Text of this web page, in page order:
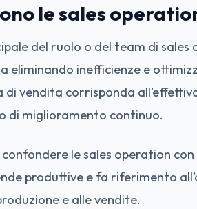
le sales
del ruolo o del team di sales
eliminando inefficienze e
di vendita corrisponda
di miglioramento continuo.
le sales operation
produttive e fa riferimento
e alle vendite.